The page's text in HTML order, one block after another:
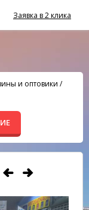
Заявка в 2 клика
и оптовики /